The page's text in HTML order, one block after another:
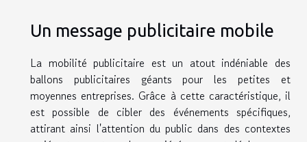
Un message publicitaire mobile
La mobilité publicitaire est un atout indéniable des
ballons publicitaires géants pour les petites et
moyennes entreprises. Grâce à cette caractéristique, il
est possible de cibler des événements spécifiques,
attirant ainsi l'attention du public dans des contextes